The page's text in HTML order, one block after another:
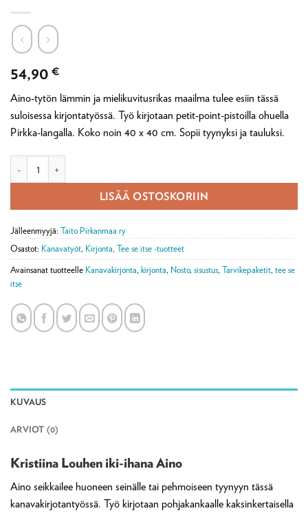
54,90 €
Aino-tytön lämmin ja mielikuvitusrikas maailma tulee esiin tässä
suloisessa kirjontatyössä. Työ kirjotaan petit-point-pistoilla ohuella
Pirkka-langalla. Koko noin 40 x 40 cm. Sopii tyynyksi ja tauluksi.
LISÄÄ OSTOSKORIIN
Jälleenmyyjä: Taito Pirkanmaa ry
Osastot: Kanavatyöt, Kirjonta, Tee se itse -tuotteet
Avainsanat tuotteelle Kanavakirjonta, kirjonta, Nosto, sisustus, Tarvikepaketit, tee se
itse
KUVAUS
ARVIOT (0)
Kristiina Louhen iki-ihana Aino
Aino seikkailee huoneen seinälle tai pehmoiseen tyynyyn tässä
kanavakirjotantyössä. Työ kirjotaan pohjakankaalle kaksinkertaisella